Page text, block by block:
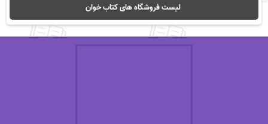
لیست فروشگاه های کتاب خوان